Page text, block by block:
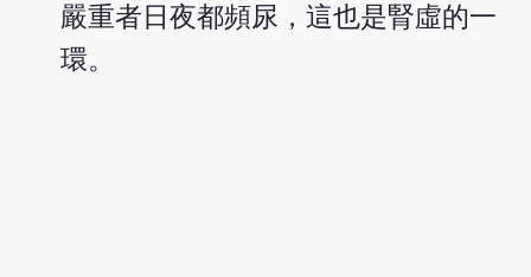
嚴重者日夜都頻尿，這也是腎虛的一
環。